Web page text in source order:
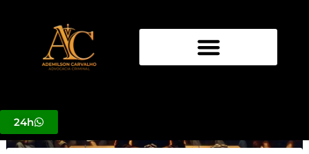
conteúdo
24h